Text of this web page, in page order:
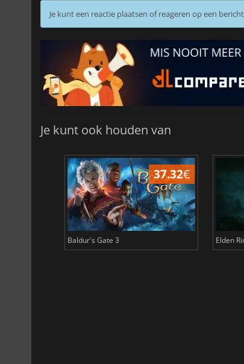
Je kunt een reactie plaatsen of reageren op een
Je kunt ook houden van
37.32€
Baldur's Gate 3 Elden